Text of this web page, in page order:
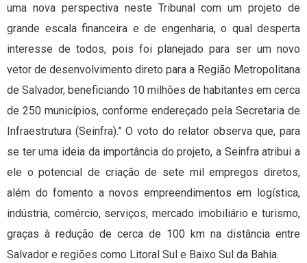
uma nova perspectiva neste Tribunal com um projeto de
grande escala financeira e de engenharia, o qual desperta
interesse de todos, pois foi planejado para ser um novo
vetor de desenvolvimento direto para a Região Metropolitana
de Salvador, beneficiando 10 milhões de habitantes em cerca
de 250 municípios, conforme endereçado pela Secretaria de
Infraestrutura (Seinfra).” O voto do relator observa que, para
se ter uma ideia da importância do projeto, a Seinfra atribui a
ele o potencial de criação de sete mil empregos diretos,
além do fomento a novos empreendimentos em logística,
indústria, comércio, serviços, mercado imobiliário e turismo,
graças à redução de cerca de 100 km na distância entre
Salvador e regiões como Litoral Sul e Baixo Sul da Bahia.